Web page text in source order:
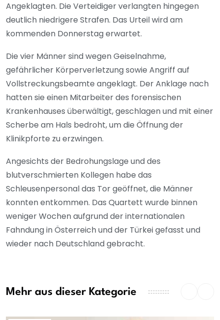
Angeklagten. Die Verteidiger verlangten hingegen
deutlich niedrigere Strafen. Das Urteil wird am
kommenden Donnerstag erwartet.
Die vier Männer sind wegen Geiselnahme,
gefährlicher Körperverletzung sowie Angriff auf
Vollstreckungsbeamte angeklagt. Der Anklage nach
hatten sie einen Mitarbeiter des forensischen
Krankenhauses überwältigt, geschlagen und mit einer
Scherbe am Hals bedroht, um die Öffnung der
Klinikpforte zu erzwingen.
Angesichts der Bedrohungslage und des
blutverschmierten Kollegen habe das
Schleusenpersonal das Tor geöffnet, die Männer
konnten entkommen. Das Quartett wurde binnen
weniger Wochen aufgrund der internationalen
Fahndung in Österreich und der Türkei gefasst und
wieder nach Deutschland gebracht.
Mehr aus dieser Kategorie